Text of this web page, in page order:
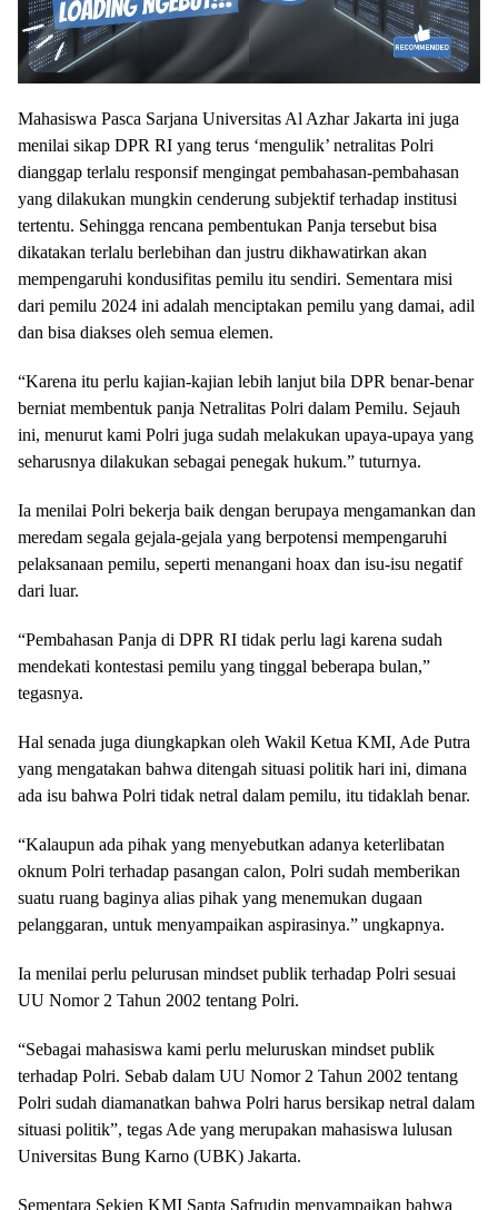
Mahasiswa Pasca Sarjana Universitas Al Azhar Jakarta ini juga
menilai sikap DPR RI yang terus ‘mengulik’ netralitas Polri
dianggap terlalu responsif mengingat pembahasan-pembahasan
yang dilakukan mungkin cenderung subjektif terhadap institusi
tertentu. Sehingga rencana pembentukan Panja tersebut bisa
dikatakan terlalu berlebihan dan justru dikhawatirkan akan
mempengaruhi kondusifitas pemilu itu sendiri. Sementara misi
dari pemilu 2024 ini adalah menciptakan pemilu yang damai, adil
dan bisa diakses oleh semua elemen.
“Karena itu perlu kajian-kajian lebih lanjut bila DPR benar-benar
berniat membentuk panja Netralitas Polri dalam Pemilu. Sejauh
ini, menurut kami Polri juga sudah melakukan upaya-upaya yang
seharusnya dilakukan sebagai penegak hukum.” tuturnya.
Ia menilai Polri bekerja baik dengan berupaya mengamankan dan
meredam segala gejala-gejala yang berpotensi mempengaruhi
pelaksanaan pemilu, seperti menangani hoax dan isu-isu negatif
dari luar.
“Pembahasan Panja di DPR RI tidak perlu lagi karena sudah
mendekati kontestasi pemilu yang tinggal beberapa bulan,”
tegasnya.
Hal senada juga diungkapkan oleh Wakil Ketua KMI, Ade Putra
yang mengatakan bahwa ditengah situasi politik hari ini, dimana
ada isu bahwa Polri tidak netral dalam pemilu, itu tidaklah benar.
“Kalaupun ada pihak yang menyebutkan adanya keterlibatan
oknum Polri terhadap pasangan calon, Polri sudah memberikan
suatu ruang baginya alias pihak yang menemukan dugaan
pelanggaran, untuk menyampaikan aspirasinya.” ungkapnya.
Ia menilai perlu pelurusan mindset publik terhadap Polri sesuai
UU Nomor 2 Tahun 2002 tentang Polri.
“Sebagai mahasiswa kami perlu meluruskan mindset publik
terhadap Polri. Sebab dalam UU Nomor 2 Tahun 2002 tentang
Polri sudah diamanatkan bahwa Polri harus bersikap netral dalam
situasi politik”, tegas Ade yang merupakan mahasiswa lulusan
Universitas Bung Karno (UBK) Jakarta.
Sementara Sekjen KMI Sapta Safrudin menyampaikan bahwa